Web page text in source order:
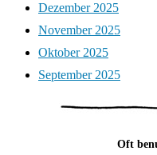
Dezember 2025
November 2025
Oktober 2025
September 2025
Oft